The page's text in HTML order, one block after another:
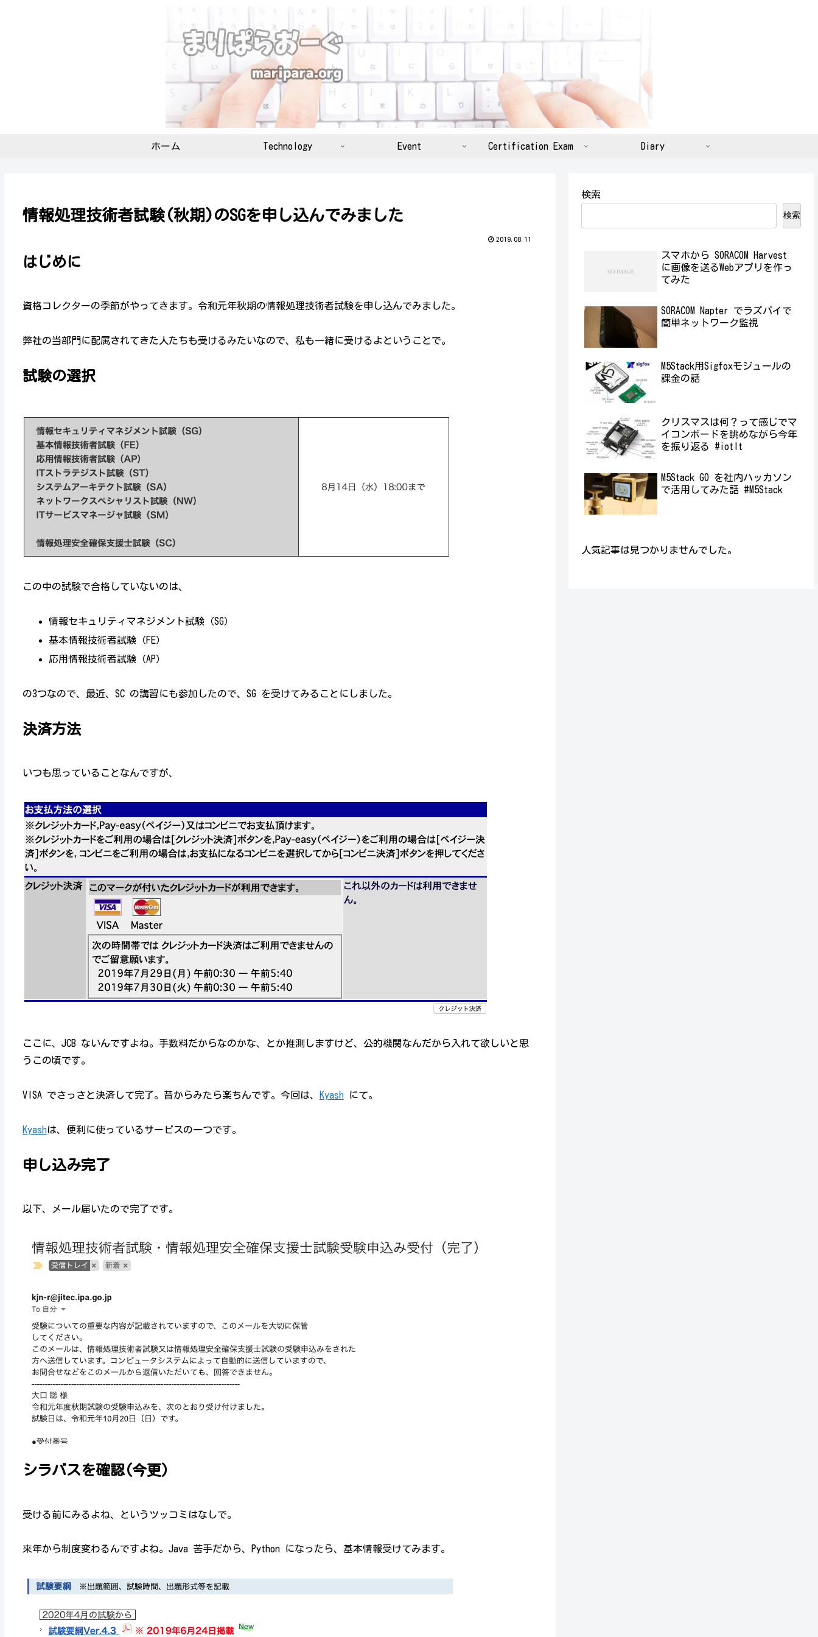
ホーム Technology Event Certification Exam Diary
情報処理技術者試験(秋期)のSGを申し込んでみました
2019.08.11
はじめに
資格コレクターの季節がやってきます。令和元年秋期の情報処理技術者試験を申し込んでみました。
弊社の当部門に配属されてきた人たちも受けるみたいなので、私も一緒に受けるよということで。
試験の選択
この中の試験で合格していないのは、
情報セキュリティマネジメント試験（SG）
基本情報技術者試験（FE）
応用情報技術者試験（AP）
の3つなので、最近、SC の講習にも参加したので、SG を受けてみることにしました。
決済方法
いつも思っていることなんですが、
ここに、JCB ないんですよね。手数料だからなのかな、とか推測しますけど、公的機関なんだから入れて欲しいと思
うこの頃です。
VISA でさっさと決済して完了。昔からみたら楽ちんです。今回は、 Kyashにて。
Kyashは、便利に使っているサービスの一つです。
申し込み完了
以下、メール届いたので完了です。
シラバスを確認(今更)
受ける前にみるよね、というツッコミはなしで。
来年から制度変わるんですよね。Java 苦手だから、Python になったら、基本情報受けてみます。
検索
検索
スマホから SORACOM Harvest
に画像を送るWebアプリを作っ
てみた
SORACOM Napter でラズパイで
簡単ネットワーク監視
M5Stack用Sigfoxモジュールの
課金の話
クリスマスは何？って感じでマ
イコンボードを眺めながら今年
を振り返る #iotlt
M5Stack GO を社内ハッカソン
で活用してみた話 #M5Stack
人気記事は見つかりませんでした。